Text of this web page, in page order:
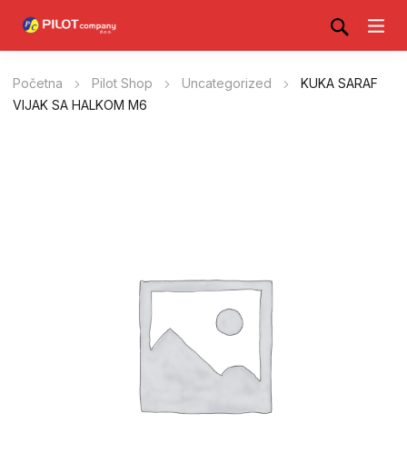
Početna Pilot Shop Uncategorized
KUKA SARAF
VIJAK SA HALKOM M6